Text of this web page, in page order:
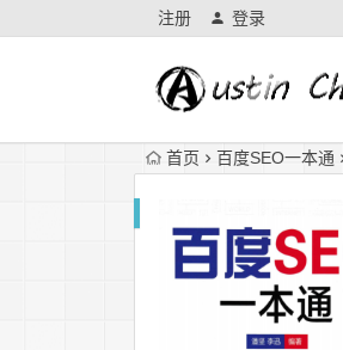
注册 登录
首页 百度SEO一本通